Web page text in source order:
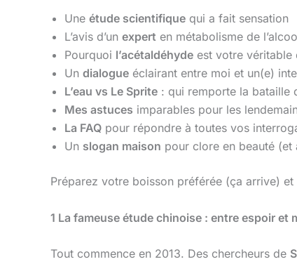
Une étude scientifique qui a fait sensation
L’avis d’un expert en métabolisme de
Pourquoi l’acétaldéhyde est votre véritable
Un dialogue éclairant entre moi et un(e)
L’eau vs Le Sprite : qui remporte la bataille
Mes astuces imparables pour les
La FAQ pour répondre à toutes vos
Un slogan maison pour clore en beauté (et
Préparez votre boisson préférée (ça arrive) et
1 La fameuse étude chinoise : entre espoir et
Tout commence en 2013. Des chercheurs de